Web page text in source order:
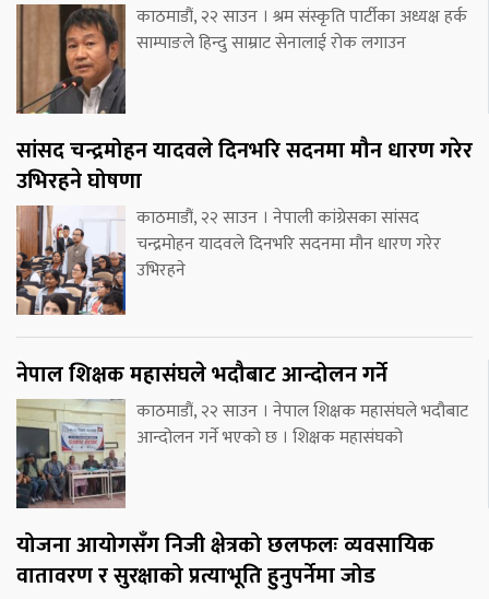
काठमाडौं, २२ साउन । श्रम संस्कृति पार्टीका अध्यक्ष हर्क
साम्पाङले हिन्दु साम्राट सेनालाई रोक लगाउन
सांसद चन्द्रमोहन यादवले दिनभरि सदनमा मौन धारण गरेर
उभिरहने घोषणा
काठमाडौं, २२ साउन । नेपाली कांग्रेसका सांसद
चन्द्रमोहन यादवले दिनभरि सदनमा मौन धारण गरेर
उभिरहने
नेपाल शिक्षक महासंघले भदौबाट आन्दोलन गर्ने
काठमाडौं, २२ साउन । नेपाल शिक्षक महासंघले भदौबाट
आन्दोलन गर्ने भएको छ । शिक्षक महासंघको
योजना आयोगसँग निजी क्षेत्रको छलफलः व्यवसायिक
वातावरण र सुरक्षाको प्रत्याभूति हुनुपर्नेमा जोड